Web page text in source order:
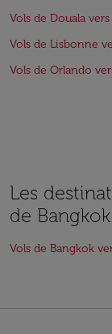
Vols de Douala vers
Vols de Lisbonne
Vols de Orlando
Les
de Bangkok
Vols de Bangkok